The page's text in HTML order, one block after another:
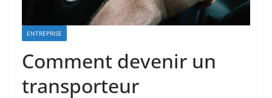
ENTREPRISE
Comment devenir un
transporteur